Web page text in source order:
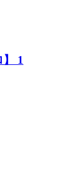
】 1